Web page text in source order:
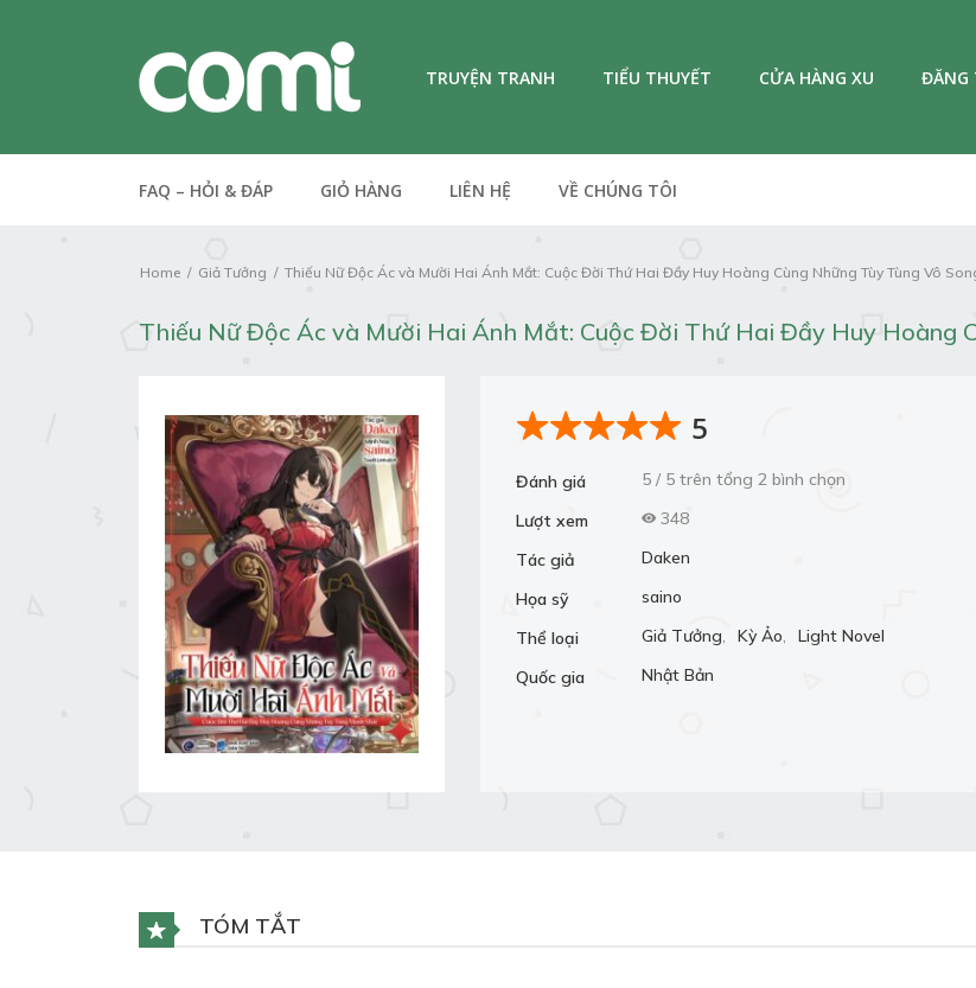
TRUYỆN TRANH TIỂU THUYẾT CỬA HÀNG XU ĐĂNG
FAQ – HỎI & ĐÁP GIỎ HÀNG LIÊN HỆ VỀ CHÚNG TÔI
Home Giả Tưởng Thiếu Nữ Độc Ác và Mười Hai Ánh Mắt: Cuộc Đời Thứ Hai Đầy Huy Hoàng Cùng Những Tùy Tùng Vô
Thiếu Nữ Độc Ác và Mười Hai Ánh Mắt: Cuộc Đời Thứ Hai Đầy Huy Hoàng
5
Đánh giá
5 / 5 trên tổng 2 bình chọn
Lượt xem
348
Tác giả
Daken
Họa sỹ
saino
Thể loại
Giả Tưởng, Kỳ Ảo,
Light Novel
Quốc gia
Nhật Bản
TÓM TẮT